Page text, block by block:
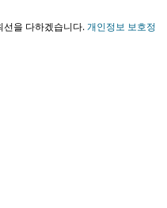
선을 다하겠습니다.개인정보 보호정